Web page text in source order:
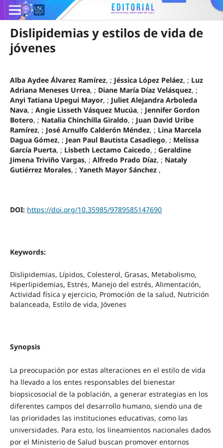
Dislipidemias y estilos de vida de
jóvenes
Alba Aydee Álvarez Ramírez, ; Jéssica López Peláez, ; Luz
Adriana Meneses Urrea, ; Diane María Díaz Velásquez, ;
Anyi Tatiana Upegui Mayor, ; Juliet Alejandra Arboleda
Nava, ; Angie Lisseth Vásquez Mucúa, ; Jennifer Gordon
Botero, ; Natalia Chinchilla Giraldo, ; Juan David Uribe
Ramírez, ; José Arnulfo Calderón Méndez, ; Lina Marcela
Dagua Gómez, ; Jean Paul Bautista Casadiego, ; Melissa
García Puerta, ; Lisbeth Lectamo Caicedo, ; Geraldine
Jimena Triviño Vargas, ; Alfredo Prado Díaz, ; Nataly
Gutiérrez Morales, ; Yaneth Mayor Sánchez ,
DOI: https://doi.org/10.35985/9789585147690
Keywords:
Dislipidemias, Lípidos, Colesterol, Grasas, Metabolismo,
Hiperlipidemias, Estrés, Manejo del estrés, Alimentación,
Actividad física y ejercicio, Promoción de la salud, Nutrición
balanceada, Estilo de vida, Jóvenes
Synopsis
La preocupación por estas alteraciones en el estilo de vida
ha llevado a los entes responsables del bienestar
biopsicosocial de la población, a generar estrategias en los
diferentes campos del desarrollo humano, siendo una de
las prioridades las instituciones educativas, como las
universidades. Para esto, los lineamientos nacionales dados
por el Ministerio de Salud buscan promover entornos